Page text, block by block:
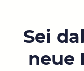
Sei
neue